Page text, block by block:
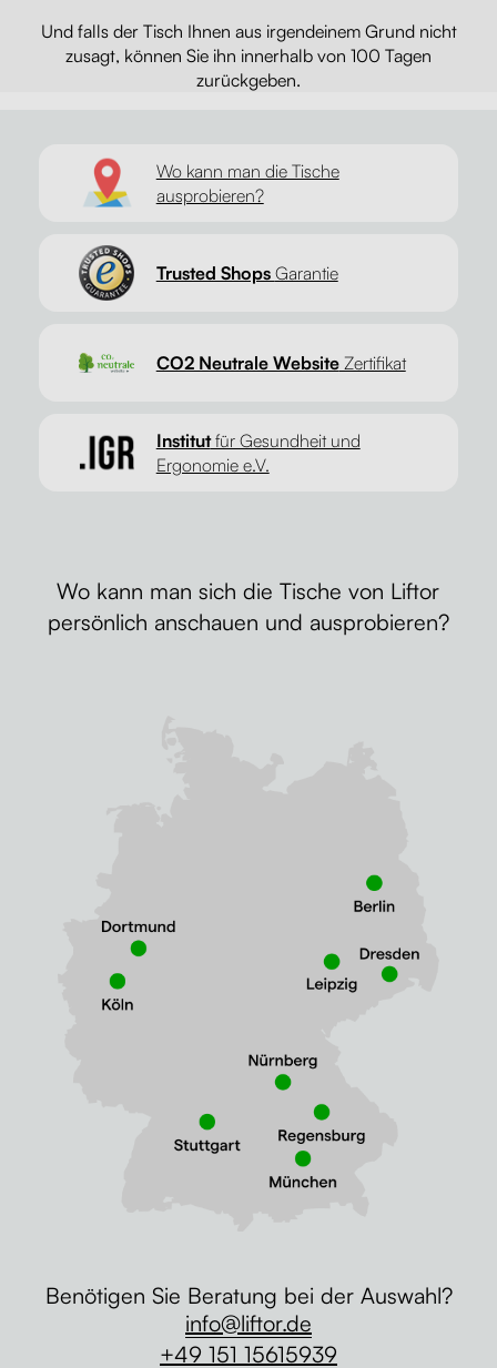
Und falls der Tisch Ihnen aus irgendeinem Grund nicht
zusagt, können Sie ihn innerhalb von 100 Tagen
zurückgeben.
Wo kann man die Tische
ausprobieren?
Trusted Shops Garantie
CO2 Neutrale WebsiteZertifikat
Institutfür Gesundheit und
Ergonomie e.V.
Wo kann man sich die Tische von Liftor
persönlich anschauen und ausprobieren?
Benötigen Sie Beratung bei der Auswahl?
info@liftor.de
+49 151 15615939